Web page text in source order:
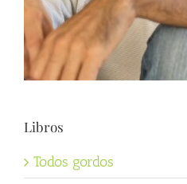
Libros
Todos gordos